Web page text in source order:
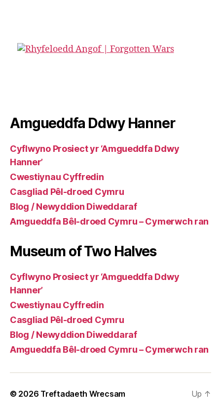
Amgueddfa Ddwy Hanner
Cyflwyno Prosiect yr ‘Amgueddfa Ddwy
Hanner’
Cwestiynau Cyffredin
Casgliad Pêl-droed Cymru
Blog / Newyddion Diweddaraf
Amgueddfa Bêl-droed Cymru – Cymerwch ran
Museum of Two Halves
Cyflwyno Prosiect yr ‘Amgueddfa Ddwy
Hanner’
Cwestiynau Cyffredin
Casgliad Pêl-droed Cymru
Blog / Newyddion Diweddaraf
Amgueddfa Bêl-droed Cymru – Cymerwch ran
© 2026 Treftadaeth Wrecsam Up ↑